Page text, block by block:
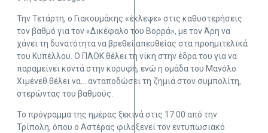
Την Τετάρτη, ο Γιακουμάκης «έκλεψε» στις καθυστερήσεις
τον βαθμό για τον «Δικέφαλο του Βορρά», με τον Άρη να
χάνει τη δυνατότητα να βρεθεί απευθείας στα προημιτελικά
του Κυπέλλου. Ο ΠΑΟΚ θέλει τη νίκη στην έδρα του για να
παραμείνει κοντά στην κορυφή, ενώ η ομάδα του Μανόλο
Χιμένεθ θέλει να… ανταποδώσει τη ζημιά στον συμπολίτη,
στερώντας του βαθμούς.
Το πρόγραμμα της ημέρας ξεκινά στις 17:00 από την
Τρίπολη, όπου ο Αστέρας φιλοξενεί τον εντυπωσιακό